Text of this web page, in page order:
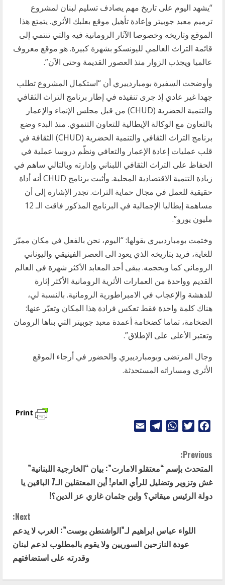
“يشهد اليوم على تاريخ مهم يصادف تسليم لبنان لمشروع
ترميم معبد جوبيتر وإعادة تأهيل موقع بعلبك الأثري. يتمتع هذا
الموقع وتاريخه وخصوصا الآثار الرومانية فيه والتي تنتمي إلى
قائمة التراث العالمي لليونسكو بشهرة كبيرة. هو موقع معروف
عالميا ويجذب الزوار منذ العصور القديمة وحتى الآن”.
وأوضحت السفيرة بومباردييري أن “استكمال المشروع تطلب
جهدا غير عادي إذ جرى تنفيذه في إطار برنامج التراث الثقافي
والتنمية الحضرية (CHUD) من قبل مجلس الإنماء والإعمار
بالتعاون مع الوكالة الإيطالية للتعاون التنموي. منذ البدء وضع
برنامج التراث الثقافي والتنمية الحضرية (CHUD) الثقافة في
قلب عمليات إعادة الإعمار والتعافي ونظّم دروسا عملية في
الحفاظ على التراث الثقافي اللبناني وإدارته وبالتالي ساهم في
زيادة التنمية الاقتصادية المحلية. وأثبت برنامج CHUD أنه أداة
حقيقية للعمل في مجال حماية التراث. تجدر الإشارة إلى أن
مساهمة إيطاليا الإجمالية في البرنامج المذكور فاقت الـ 12
مليون يورو”.
وختمت بومباردييري بقولها: “اليوم، نحن بالفعل في مكان مميّز
للغاية، فريد بتاريخه الذي يعود الى العصر الفينيقي واليوناني
الروماني كما وبحجمه. يبقى أحد المعابد الأكثر شهرة في العالم
القديم وواحدة من العمارات الأثرية الرومانية الأكثر إثارة
للدهشة والإعجاب في الامبراطورية الرومانية. بالنسبة لي،
هناك كلمة واحدة فقط تعكس فرادة هذا المكان وتعبّر عنها:
الضخامة، تماما كضخامة أعمدة معبد جوبيتر التي بناها الرومان
وتعتبر الأعلى على الإطلاق”.
وجال المرتضى وبومباردييري والحضور في أرجاء الموقع
الأثري ومساراته المستحدثة.
Print
Facebook
Twitter
WhatsApp
Telegram
Email
C
o
n
Previous:
المتحدث بإسم “معتقلو الامارت”: بيان “الخارجية اللبنانية”
غش وتزوير وتضليل للرأي العام! أين المعتقلين الـ7 الباقين يا
دولة الرئيس ميقاتي؟ واين جثمان غازي عز الدين؟!
Next:
اللواء عباس ابراهيم لـ”الواشنطن بوست”: الغرب لا يدعم
عودة النازحين السوريين ولا يقوم بالمطلوب لدعم لبنان
وقدرته على استضافتهم